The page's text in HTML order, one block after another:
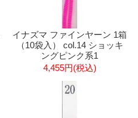
イナズマ ファインヤーン 1箱
（10袋入） col.14 ショッキ
ングピンク系1
4,455円(税込)